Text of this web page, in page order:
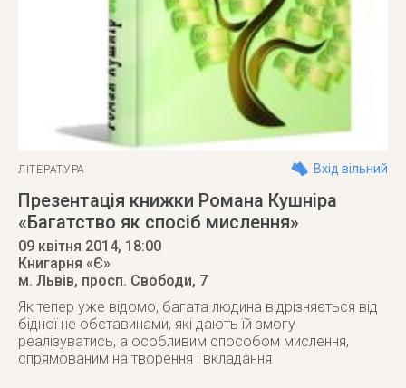
ЛІТЕРАТУРА Вхід вільний
Презентація книжки Романа Кушніра
«Багатство як спосіб мислення»
09 квітня 2014, 18:00
Книгарня «Є»
м. Львів, просп. Свободи, 7
Як тепер уже відомо, багата людина відрізняється від
бідної не обставинами, які дають їй змогу
реалізуватись, а особливим способом мислення,
спрямованим на творення і вкладання